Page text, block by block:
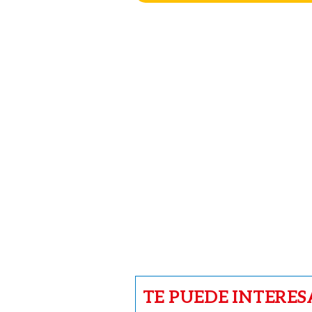
TE PUEDE